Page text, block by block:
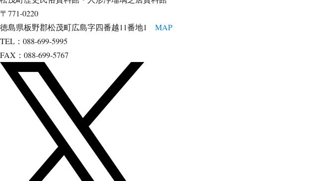
〒771-0220
徳島県板野郡松茂町広島字四番越11番地1 MAP
TEL：088-699-5995
FAX：088-699-5767